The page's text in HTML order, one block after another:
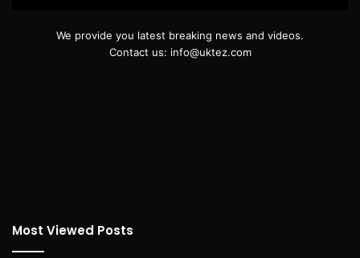
We provide you latest breaking news and videos.
Contact us: info@uktez.com
Most Viewed Posts